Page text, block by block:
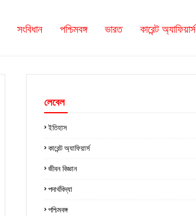
সংবিধান পশ্চিমবঙ্গ ভারত কারেন্ট অ্যাফিয়ার্স
লেবেল
ইতিহাস
কারেন্ট অ্যাফিয়ার্স
জীবন বিজ্ঞান
পদার্থবিদ্যা
পশ্চিমবঙ্গ